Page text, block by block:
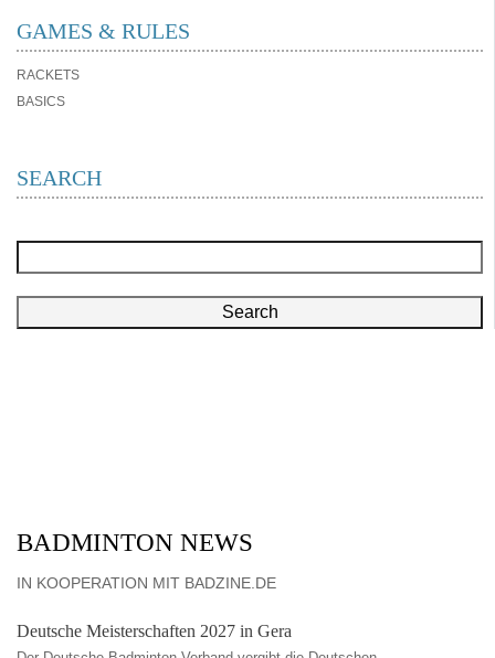
GAMES & RULES
RACKETS
BASICS
SEARCH
Search
BADMINTON NEWS
IN KOOPERATION MIT BADZINE.DE
Deutsche Meisterschaften 2027 in Gera